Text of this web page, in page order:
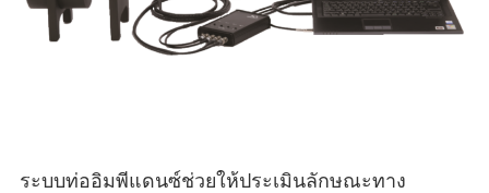
ระบบท่ออิมพีแดนซ์ช่วยให้ประเมินลักษณะทาง